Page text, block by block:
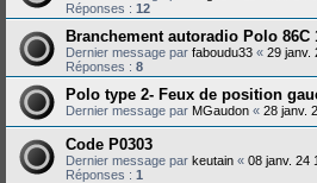
Réponses : 12
Branchement autoradio Polo 86C
Dernier message par faboudu33 « 29 janv.
Réponses : 8
Polo type 2- Feux de position
Dernier message par MGaudon « 28 janv.
Code P0303
Dernier message par keutain « 08 janv. 24
Réponses : 1